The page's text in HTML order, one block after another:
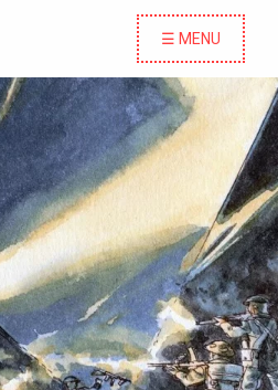
☰ MENU